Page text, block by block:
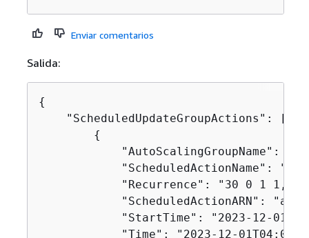
Enviar comentarios
Salida:
{
    "ScheduledUpdateGroupActions": [
{
"AutoScalingGroupName":
"ScheduledActionName":
"Recurrence": "30 0 1
"ScheduledActionARN":
"StartTime": "2023-12-
"Time": "2023-12-